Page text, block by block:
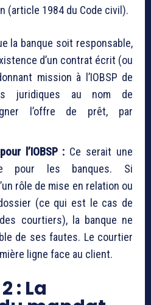
(article 1984 du Code civil).
la banque soit responsable,
d’un contrat écrit (ou
mission à l’IOBSP de
juridiques au nom de
l’offre de prêt, par
l’IOBSP : Ce serait une
pour les banques. Si
rôle de mise en relation ou
(ce qui est le cas de
courtiers), la banque ne
de ses fautes. Le courtier
ligne face au client.
: La